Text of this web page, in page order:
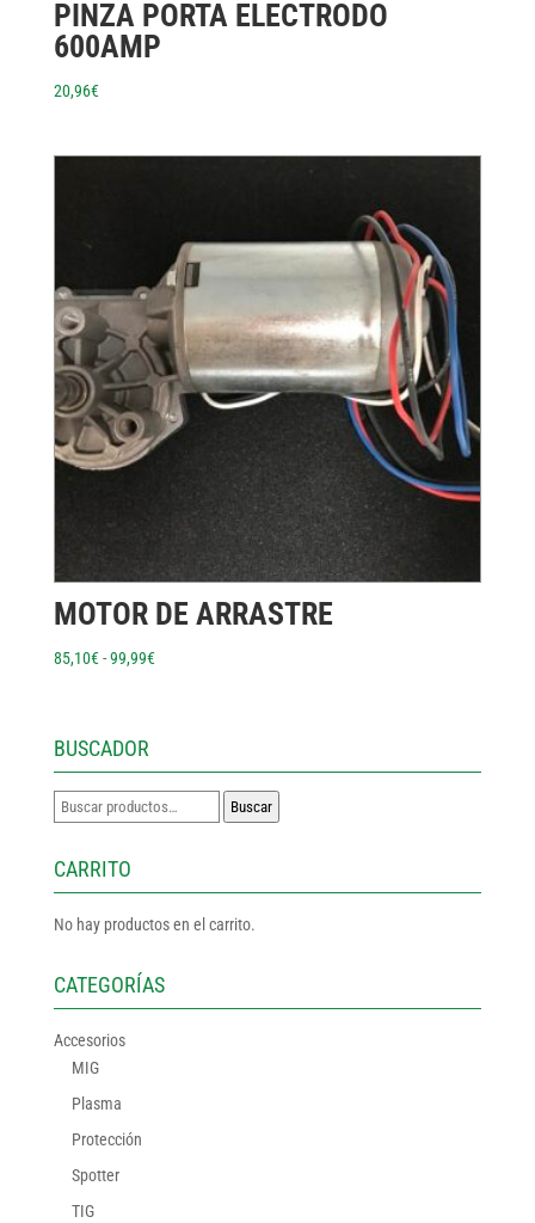
PINZA PORTA ELECTRODO
600AMP
20,96€
MOTOR DE ARRASTRE
85,10€ - 99,99€Rango
hasta
99,99€
BUSCADOR
Buscar
Buscar
CARRITO
No hay productos en el carrito.
CATEGORÍAS
Accesorios
MIG
Plasma
Protección
Spotter
TIG